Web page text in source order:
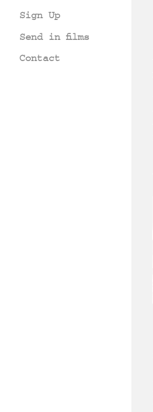
Sign Up
Send in films
Contact